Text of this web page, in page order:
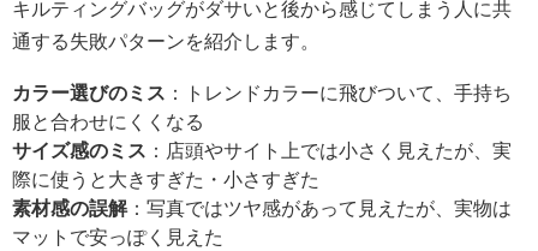
キルティングバッグがダサいと後から感じてしまう人に共
通する失敗パターンを紹介します。
カラー選びのミス ：トレンドカラーに飛びついて、手持ち
服と合わせにくくなる
サイズ感のミス ：店頭やサイト上では小さく見えたが、実
際に使うと大きすぎた・小さすぎた
素材感の誤解：写真ではツヤ感があって見えたが、実物は
マットで安っぽく見えた